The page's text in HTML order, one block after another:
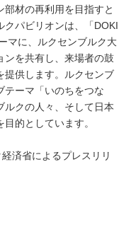
材の再利用を目指すと
クパビリオンは、「DOKI
マに、ルクセンブルク大
ンを共有し、来場者の鼓
提供します。ルクセンブ
テーマ「いのちをつな
ルクの人々、そして日本
的としています。
済省によるプレスリリ